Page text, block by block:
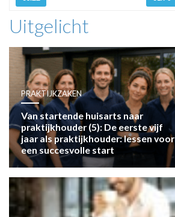
Uitgelicht
PRAKTIJKZAKEN
Van startende huisarts naar
praktijkhouder (5): De eerste vijf
jaar als praktijkhouder: lessen voor
een succesvolle start